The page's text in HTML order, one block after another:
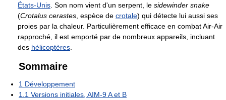
États-Unis . Son nom vient d'un serpent, le sidewinder snake
(Crotalus cerastes , espèce de crotale) qui détecte lui aussi ses
proies par la chaleur. Particulièrement efficace en combat Air-Air
rapproché, il est emporté par de nombreux appareils, incluant
des hélicoptères
Sommaire
1 Développement
1.1 Versions initiales, AIM-9 A et B